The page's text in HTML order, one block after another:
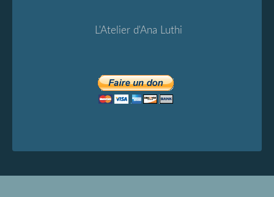
L'Atelier d'Ana Luthi